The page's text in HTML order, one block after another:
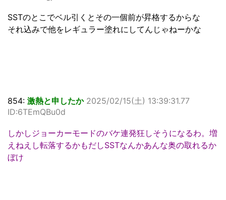
SSTのとこでベル引くとその一個前が昇格するからな
それ込みで他をレギュラー塗れにしてんじゃねーかな
854: 激熱と申したか 2025/02/15(土) 13:39:31.77
ID:6TEmQBu0d
しかしジョーカーモードのバケ連発狂しそうになるわ。増
えねえし転落するかもだしSSTなんかあんな奥の取れるか
ぼけ